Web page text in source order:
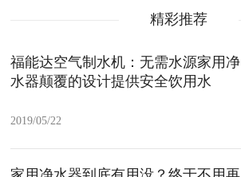
精彩推荐
福能达空气制水机：无需水源家用净
水器颠覆的设计提供安全饮用水
2019/05/22